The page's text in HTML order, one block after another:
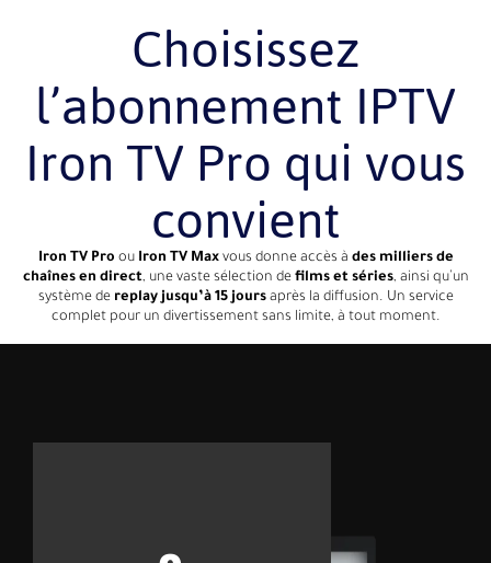
Choisissez
l’abonnement IPTV
Iron TV Pro qui vous
convient
Iron TV Pro ou Iron TV Maxvous donne accès à des milliers de
chaînes en direct, une vaste sélection de films et séries, ainsi qu’un
système de replay jusqu’à 15 joursaprès la diffusion. Un service
complet pour un divertissement sans limite, à tout moment.